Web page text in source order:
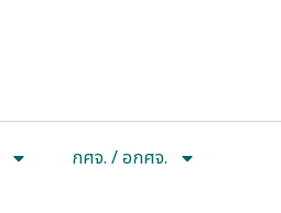
กศจ. / อกศจ.